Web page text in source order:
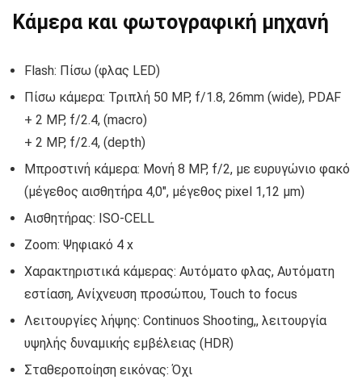
Κάμερα και φωτογραφική μηχανή
Flash: Πίσω (φλας LED)
Πίσω κάμερα: Τριπλή 50 MP, f/1.8, 26mm (wide), PDAF
+ 2 MP, f/2.4, (macro)
+ 2 MP, f/2.4, (depth)
Μπροστινή κάμερα: Μονή 8 MP, f/2, με ευρυγώνιο φακό
(μέγεθος αισθητήρα 4,0″, μέγεθος pixel 1,12 μm)
Αισθητήρας: ISO-CELL
Zoom: Ψηφιακό 4 x
Χαρακτηριστικά κάμερας: Αυτόματο φλας, Αυτόματη
εστίαση, Ανίχνευση προσώπου, Touch to focus
Λειτουργίες λήψης: Continuos Shooting,, λειτουργία
υψηλής δυναμικής εμβέλειας (HDR)
Σταθεροποίηση εικόνας: Όχι